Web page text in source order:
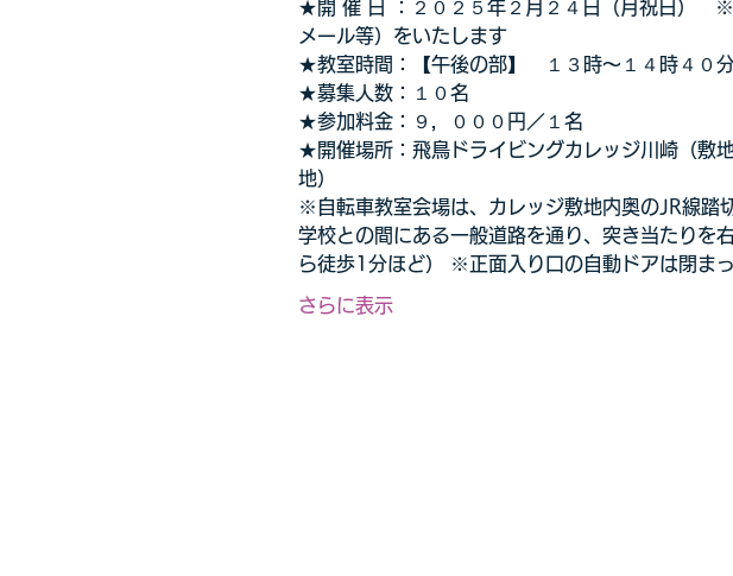
★開 催 日 ：２０２５年２月２４日（月祝日）　
メール等）をいたします
★教室時間：【午後の部】　１３時～１４時４０
★募集人数：１０名
★参加料金：９，０００円／１名
★開催場所：飛鳥ドライビングカレッジ川崎（敷
地）
※自転車教室会場は、カレッジ敷地内奥のJR線踏
学校との間にある一般道路を通り、突き当たりを
ら徒歩1分ほど） ※正面入り口の自動ドアは閉ま
さらに表示